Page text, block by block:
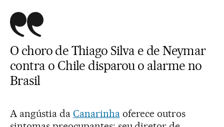
O choro de Thiago Silva e de Neymar
contra o Chile disparou o alarme no
Brasil
A angústia da Canarinhaoferece outros